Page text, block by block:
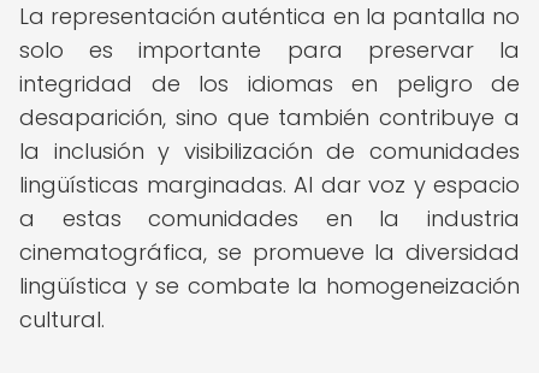
La representación auténtica en la pantalla no
solo es importante para preservar la
integridad de los idiomas en peligro de
desaparición, sino que también contribuye a
la inclusión y visibilización de comunidades
lingüísticas marginadas. Al dar voz y espacio
a estas comunidades en la industria
cinematográfica, se promueve la diversidad
lingüística y se combate la homogeneización
cultural.